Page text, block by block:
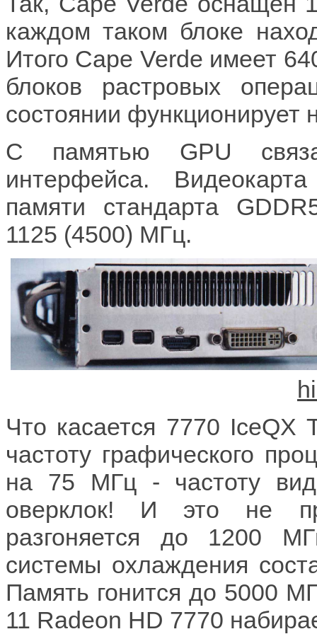
каждом таком блоке
Итого Cape Verde имеет
блоков растровых
состоянии функционирует
С памятью GPU
интерфейса.
памяти стандарта
1125 (4500) МГц.
Что касается 7770 IceQX
частоту графического
на 75 МГц - частоту
оверклок! И это не
разгоняется до 1200
системы охлаждения
Память гонится до 5000
11 Radeon HD 7770